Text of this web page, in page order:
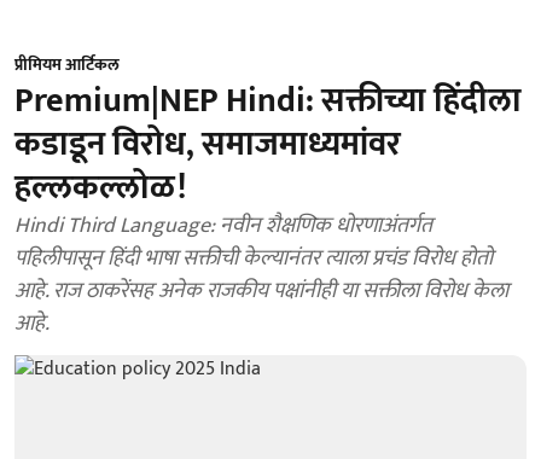
प्रीमियम आर्टिकल
Premium|NEP Hindi: सक्तीच्या हिंदीला
कडाडून विरोध, समाजमाध्यमांवर
हल्लकल्लोळ!
Hindi Third Language: नवीन शैक्षणिक धोरणाअंतर्गत
पहिलीपासून हिंदी भाषा सक्तीची केल्यानंतर त्याला प्रचंड विरोध होतो
आहे. राज ठाकरेंसह अनेक राजकीय पक्षांनीही या सक्तीला विरोध केला
आहे.